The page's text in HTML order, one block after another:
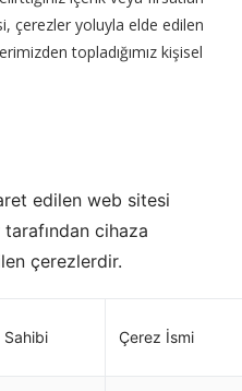
çerezler yoluyla elde edilen
topladığımız kişisel
edilen web sitesi
cihaza
çerezlerdir.
Sahibi Çerez İsmi